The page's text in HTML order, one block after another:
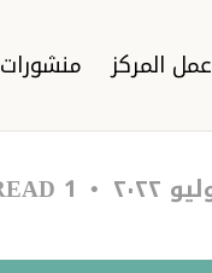
عمل المركز منشورات